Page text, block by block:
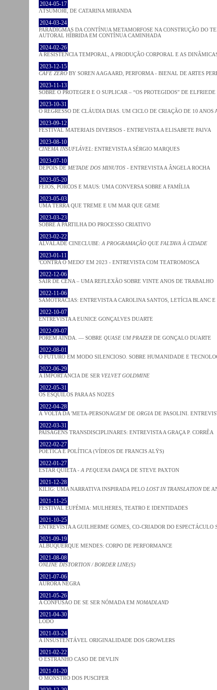
2024-05-17
ΛƬSUMOЯI, DE CATARINA MIRANDA
2024-03-24
PARADIGMAS DA CONTÍNUA METAMORFOSE NA CONSTRUÇÃO DO
AUTORAL HÍBRIDA EM CONTÍNUA CAMINHADA
2024-02-26
A RESISTÊNCIA TEMPORAL, A PRODUÇÃO CORPORAL E AS
2023-12-15
CAFE ZERO BY SOREN AAGAARD, PERFORMA - BIENAL DE ARTES
2023-11-13
SOBRE O PROTEGER E O SUPLICAR – “OS PROTEGIDOS” DE
2023-10-31
O REGRESSO DE CLÁUDIA DIAS. UM CICLO DE CRIAÇÃO DE 10
2023-09-12
FESTIVAL MATERIAIS DIVERSOS - ENTREVISTA A ELISABETE PAIVA
2023-08-10
CINEMA INSUFLÁVEL: ENTREVISTA A SÉRGIO MARQUES
2023-07-10
DEPOIS DE METADE DOS MINUTOS - ENTREVISTA A ÂNGELA ROCHA
2023-05-20
FEIOS, PORCOS E MAUS: UMA CONVERSA SOBRE A FAMÍLIA
2023-05-03
UMA TERRA QUE TREME E UM MAR QUE GEME
2023-03-23
SOBRE A PARTILHA DO PROCESSO CRIATIVO
2023-02-22
ALVALADE CINECLUBE: A PROGRAMAÇÃO QUE FALTAVA À CIDADE
2023-01-11
'CONTRA O MEDO' EM 2023 - ENTREVISTA COM TEATROMOSCA
2022-12-06
SAIR DE CENA – UMA REFLEXÃO SOBRE VINTE ANOS DE TRABALHO
2022-11-06
SAMOTRACIAS: ENTREVISTA A CAROLINA SANTOS, LETÍCIA BLANC
2022-10-07
ENTREVISTA A EUNICE GONÇALVES DUARTE
2022-09-07
PORÉM AINDA. — SOBRE QUASE UM PRAZER DE GONÇALO DUARTE
2022-08-01
O FUTURO EM MODO SILENCIOSO. SOBRE HUMANIDADE E
2022-06-29
A IMPORTÂNCIA DE SER VELVET GOLDMINE
2022-05-31
OS ESQUILOS PARA AS NOZES
2022-04-28
À VOLTA DA 'META-PERSONAGEM' DE ORGIA DE PASOLINI.
2022-03-31
PAISAGENS TRANSDISCIPLINARES: ENTREVISTA A GRAÇA P. CORRÊA
2022-02-27
POÉTICA E POLÍTICA (VÍDEOS DE FRANCIS ALŸS)
2022-01-27
ESTAR QUIETA - A PEQUENA DANÇA DE STEVE PAXTON
2021-12-28
KILIG: UMA NARRATIVA INSPIRADA PELO LOST IN TRANSLATIONDE
2021-11-25
FESTIVAL EUFÉMIA: MULHERES, TEATRO E IDENTIDADES
2021-10-25
ENTREVISTA A GUILHERME GOMES, CO-CRIADOR DO ESPECTÁCULO
2021-09-19
ALBUQUERQUE MENDES: CORPO DE PERFORMANCE
2021-08-08
ONLINE DISTORTION / BORDER LINE(S)
2021-07-06
AURORA NEGRA
2021-05-26
A CONFUSÃO DE SE SER NÓMADA EM NOMADLAND
2021-04-30
LODO
2021-03-24
A INSUSTENTÁVEL ORIGINALIDADE DOS GROWLERS
2021-02-22
O ESTRANHO CASO DE DEVLIN
2021-01-20
O MONSTRO DOS PUSCIFER